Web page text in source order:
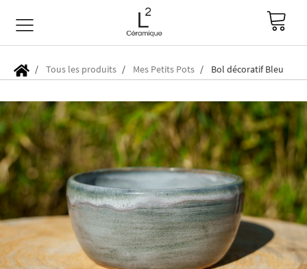
Tous les produits Mes Petits Pots Bol décoratif Bleu